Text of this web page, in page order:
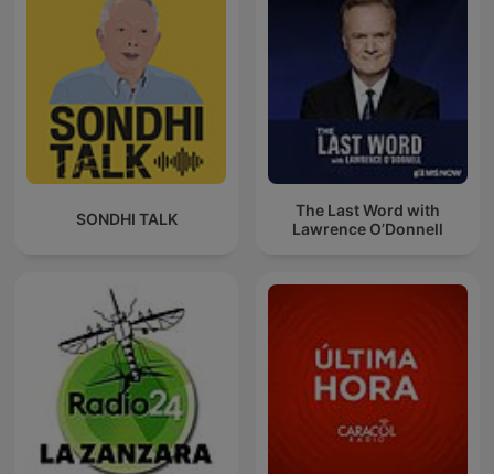
SONDHI TALK
The Last Word with
Lawrence O’Donnell